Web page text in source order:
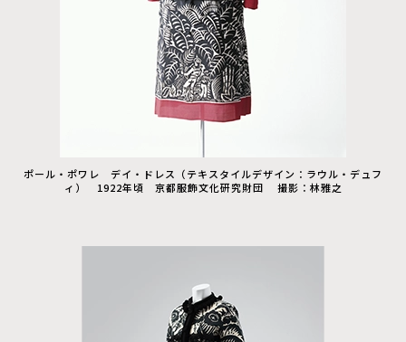
ポール・ポワレ デイ・ドレス（テキスタイルデザイン：ラウル・デュフ
ィ） 1922年頃 京都服飾文化研究財団 撮影：林雅之